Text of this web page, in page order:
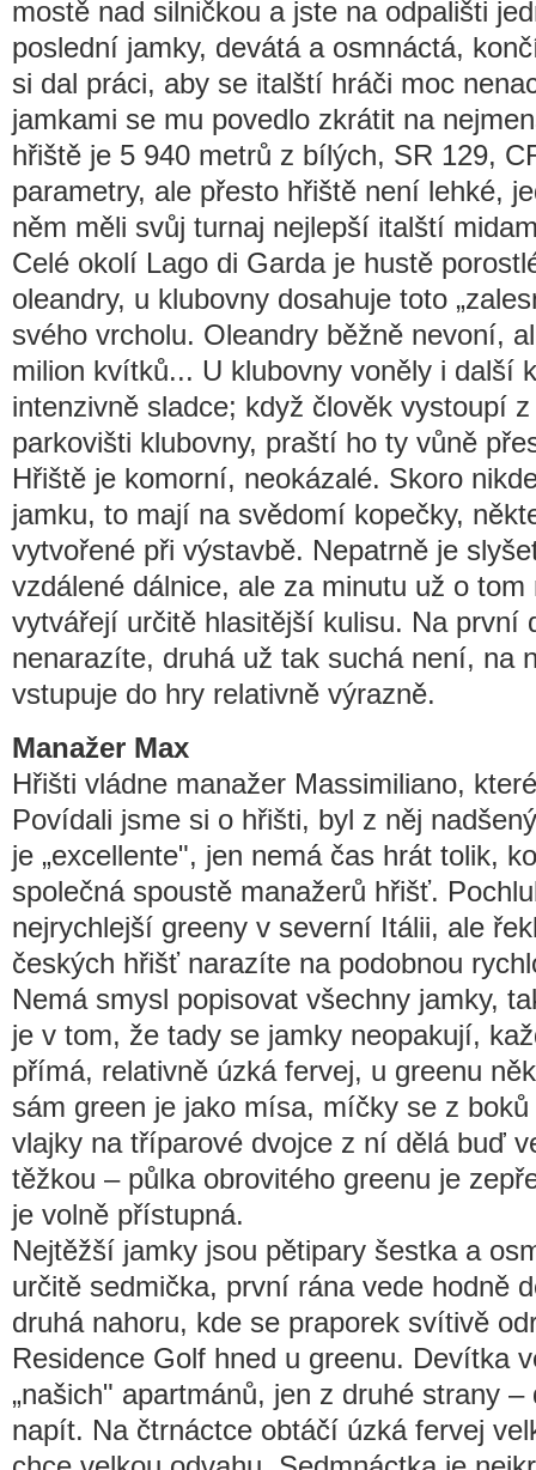
mostě nad silničkou a jste na odpališti
poslední jamky, devátá a osmnáctá,
si dal práci, aby se italští hráči moc
jamkami se mu povedlo zkrátit na
hřiště je 5 940 metrů z bílých, SR 129,
parametry, ale přesto hřiště není lehké,
něm měli svůj turnaj nejlepší italští
Celé okolí Lago di Garda je hustě
oleandry, u klubovny dosahuje toto
svého vrcholu. Oleandry běžně nevoní,
milion kvítků... U klubovny voněly i další
intenzivně sladce; když člověk vystoupí
parkovišti klubovny, praští ho ty vůně
Hřiště je komorní, neokázalé. Skoro
jamku, to mají na svědomí kopečky,
vytvořené při výstavbě. Nepatrně je
vzdálené dálnice, ale za minutu už o
vytvářejí určitě hlasitější kulisu. Na první
nenarazíte, druhá už tak suchá není, na
vstupuje do hry relativně výrazně.
Manažer Max
Hřišti vládne manažer Massimiliano,
Povídali jsme si o hřišti, byl z něj
je „excellente", jen nemá čas hrát tolik,
společná spoustě manažerů hřišť.
nejrychlejší greeny v severní Itálii, ale
českých hřišť narazíte na podobnou
Nemá smysl popisovat všechny jamky,
je v tom, že tady se jamky neopakují,
přímá, relativně úzká fervej, u greenu
sám green je jako mísa, míčky se z
vlajky na tříparové dvojce z ní dělá buď
těžkou – půlka obrovitého greenu je
je volně přístupná.
Nejtěžší jamky jsou pětipary šestka a
určitě sedmička, první rána vede hodně
druhá nahoru, kde se praporek svítivě
Residence Golf hned u greenu. Devítka
„našich" apartmánů, jen z druhé strany
napít. Na čtrnáctce obtáčí úzká fervej